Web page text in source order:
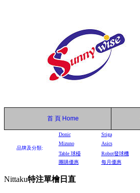
首 頁 Home
品牌及分類:
Donic Stiga
Mizuno
Asics
Table 球檯 Robot發球機
團購優惠
每月優惠
Nittaku特注單檜日直